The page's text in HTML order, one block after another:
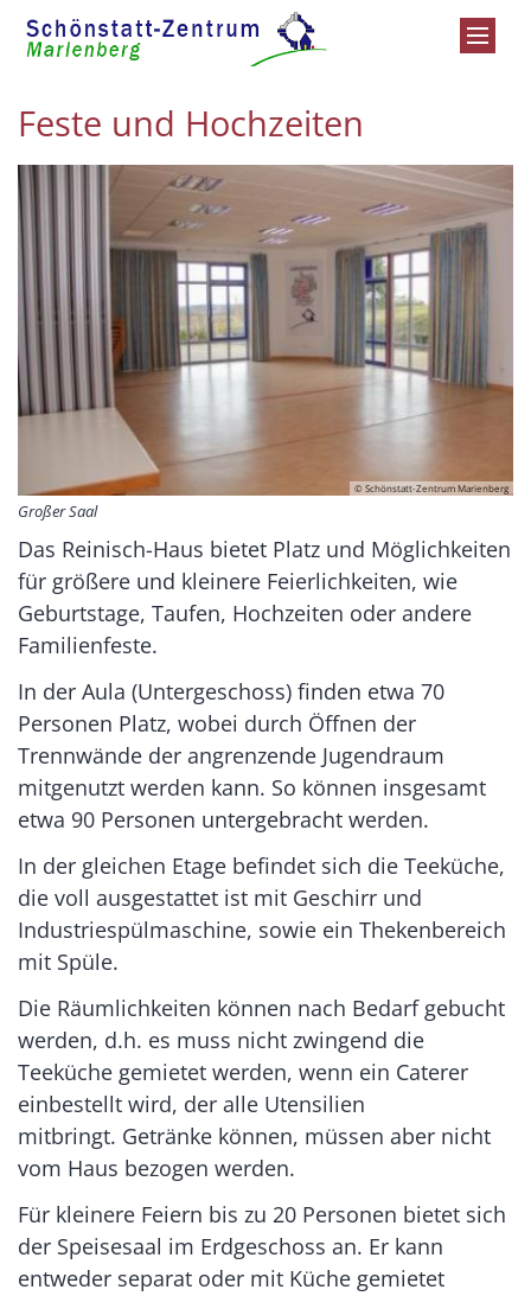
Zum Inhalt springen
Feste und Hochzeiten
© Schönstatt-Zentrum Marienberg
Großer Saal
Das Reinisch-Haus bietet Platz und Möglichkeiten
für größere und kleinere Feierlichkeiten, wie
Geburtstage, Taufen, Hochzeiten oder andere
Familienfeste.
In der Aula (Untergeschoss) finden etwa 70
Personen Platz, wobei durch Öffnen der
Trennwände der angrenzende Jugendraum
mitgenutzt werden kann. So können insgesamt
etwa 90 Personen untergebracht werden.
In der gleichen Etage befindet sich die Teeküche,
die voll ausgestattet ist mit Geschirr und
Industriespülmaschine, sowie ein Thekenbereich
mit Spüle.
Die Räumlichkeiten können nach Bedarf gebucht
werden, d.h. es muss nicht zwingend die
Teeküche gemietet werden, wenn ein Caterer
einbestellt wird, der alle Utensilien
mitbringt. Getränke können, müssen aber nicht
vom Haus bezogen werden.
Für kleinere Feiern bis zu 20 Personen bietet sich
der Speisesaal im Erdgeschoss an. Er kann
entweder separat oder mit Küche gemietet